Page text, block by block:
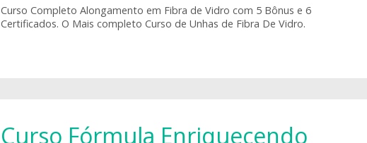
Curso Completo Alongamento em Fibra de Vidro com 5 Bônus e 6
Certificados. O Mais completo Curso de Unhas de Fibra De Vidro.
Curso Fórmula Enriquecendo